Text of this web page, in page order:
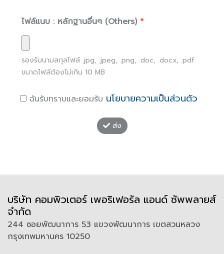
ไฟล์แนบ : หลักฐานอื่นๆ (Others) *
รองรับนามสกุลไฟล์.jpg, .jpeg, .png, .doc, .docx, .pdf
ขนาดไฟล์ต้องไม่เกิน 10 MB
ฉันรับทราบและยอมรับ นโยบายความเป็นส่วนตัว
ส่ง
บริษัท คอมพิวเตอร์ เพอริเฟอรัล แอนด์ ซัพพลายส์
จำกัด
244 ซอยพัฒนาการ 53 แขวงพัฒนาการ เขตสวนหลวง
กรุงเทพมหานคร 10250